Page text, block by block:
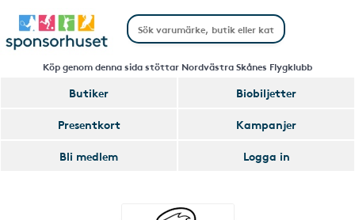
Köp genom denna sida stöttar Nordvästra Skånes Flygklubb
Butiker
Biobiljetter
Presentkort
Kampanjer
Bli medlem
Logga in